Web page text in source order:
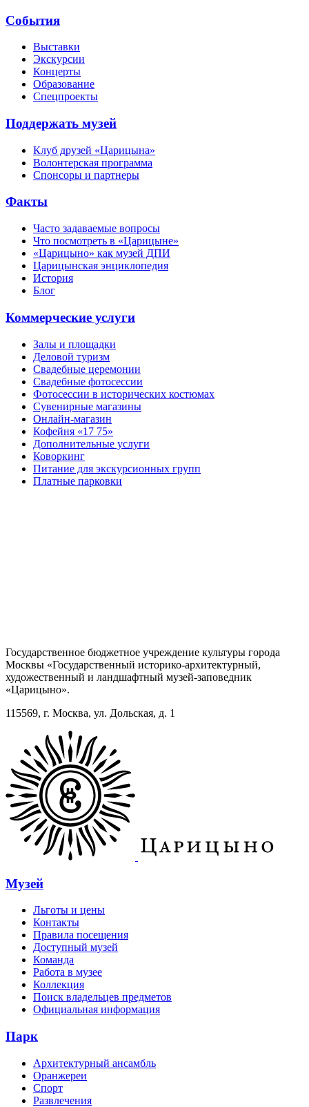
События
Выставки
Экскурсии
Концерты
Образование
Спецпроекты
Поддержать музей
Клуб друзей «Царицына»
Волонтерская программа
Спонсоры и партнеры
Факты
Часто задаваемые вопросы
Что посмотреть в «Царицыне»
«Царицыно» как музей ДПИ
Царицынская энциклопедия
История
Блог
Коммерческие услуги
Залы и площадки
Деловой туризм
Свадебные церемонии
Свадебные фотосессии
Фотосессии в исторических костюмах
Сувенирные магазины
Онлайн-магазин
Кофейня «17 75»
Дополнительные услуги
Коворкинг
Питание для экскурсионных групп
Платные парковки
Государственное бюджетное учреждение культуры города
Москвы «Государственный историко-архитектурный,
художественный и ландшафтный музей-заповедник
«Царицыно».
115569, г. Москва, ул. Дольская, д. 1
Музей
Льготы и цены
Контакты
Правила посещения
Доступный музей
Команда
Работа в музее
Коллекция
Поиск владельцев предметов
Официальная информация
Парк
Архитектурный ансамбль
Оранжереи
Спорт
Развлечения